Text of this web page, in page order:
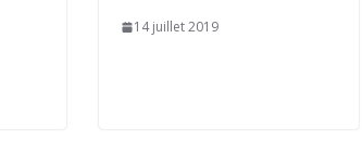
14 juillet 2019